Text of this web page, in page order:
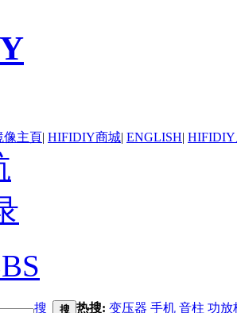
像主頁| HIFIDIY商城| ENGLISH|
搜
搜 热搜: 变压器 手机 音柱 功放